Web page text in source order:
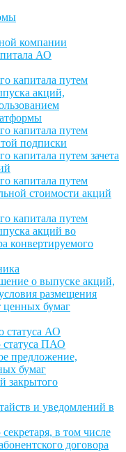
компании
АО
капитала путем
акций,
капитала путем
подписки
капитала путем зачета
капитала путем
стоимости акций
капитала путем
акций во
конвертируемого
о выпуске акций,
размещения
ценных бумаг
статуса АО
статуса ПАО
предложение,
бумаг
закрытого
и уведомлений в
в том числе
договора